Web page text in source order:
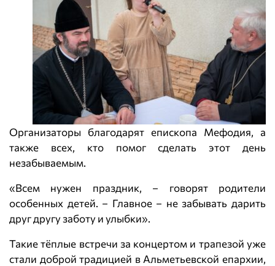
Организаторы благодарят епископа Мефодия, а
также всех, кто помог сделать этот день
незабываемым.
«Всем нужен праздник, – говорят родители
особенных детей. – Главное – не забывать дарить
друг другу заботу и улыбки».
Такие тёплые встречи за концертом и трапезой уже
стали доброй традицией в Альметьевской епархии,